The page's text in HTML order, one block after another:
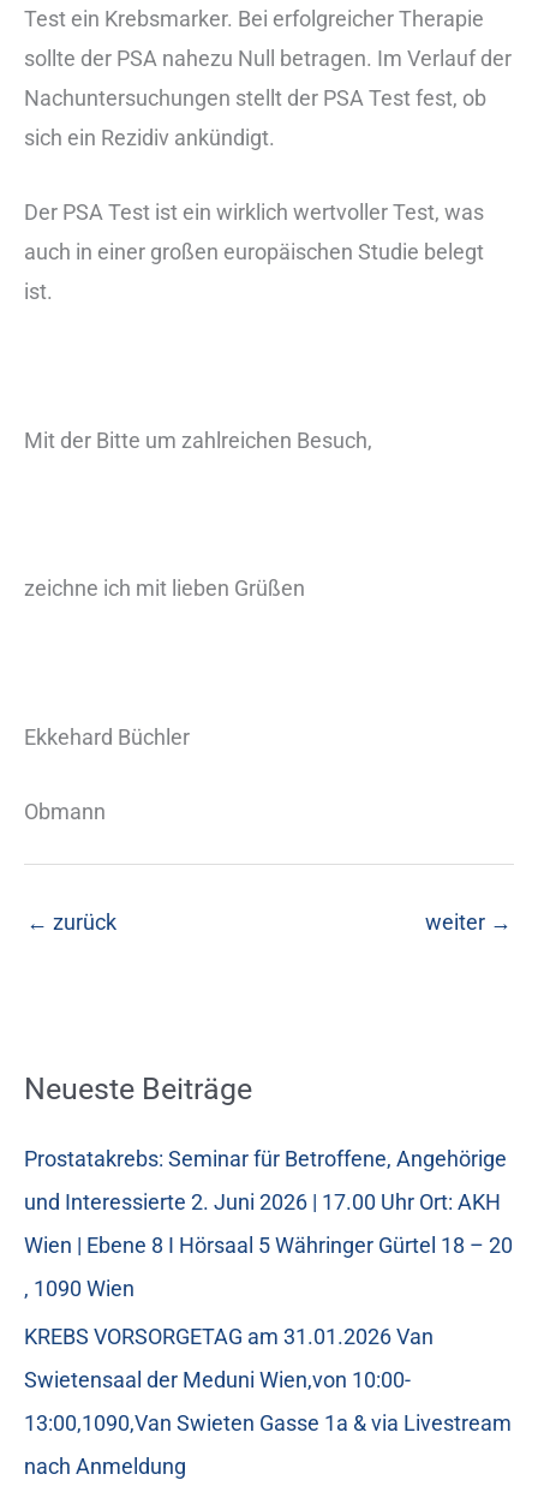
Test ein Krebsmarker. Bei erfolgreicher Therapie
sollte der PSA nahezu Null betragen. Im Verlauf der
Nachuntersuchungen stellt der PSA Test fest, ob
sich ein Rezidiv ankündigt.
Der PSA Test ist ein wirklich wertvoller Test, was
auch in einer großen europäischen Studie belegt
ist.
Mit der Bitte um zahlreichen Besuch,
zeichne ich mit lieben Grüßen
Ekkehard Büchler
Obmann
← zurück weiter →
Neueste Beiträge
Prostatakrebs: Seminar für Betroffene, Angehörige
und Interessierte 2. Juni 2026 | 17.00 Uhr Ort: AKH
Wien | Ebene 8 I Hörsaal 5 Währinger Gürtel 18 – 20
, 1090 Wien
KREBS VORSORGETAG am 31.01.2026 Van
Swietensaal der Meduni Wien,von 10:00-
13:00,1090,Van Swieten Gasse 1a & via Livestream
nach Anmeldung